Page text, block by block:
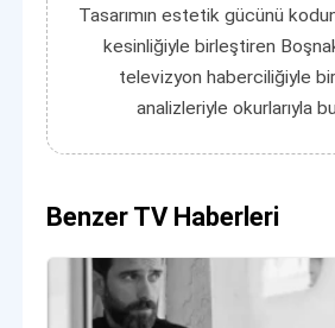
Tasarımın estetik gücünü
kesinliğiyle birleştiren
televizyon haberciliğiyle
analizleriyle okurlarıyla
Benzer TV Haberleri